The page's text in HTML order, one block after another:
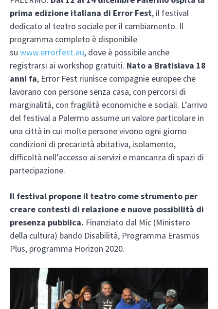
prima edizione italiana di Error Fest, il festival
dedicato al teatro sociale per il cambiamento. Il
programma completo è disponibile
su www.errorfest.eu, dove è possibile anche
registrarsi ai workshop gratuiti. Nato a Bratislava 18
anni fa, Error Fest riunisce compagnie europee che
lavorano con persone senza casa, con percorsi di
marginalità, con fragilità economiche e sociali. L’arrivo
del festival a Palermo assume un valore particolare in
una città in cui molte persone vivono ogni giorno
condizioni di precarietà abitativa, isolamento,
difficoltà nell’accesso ai servizi e mancanza di spazi di
partecipazione.
Il festival propone il teatro come strumento per
creare contesti di relazione e nuove possibilità di
presenza pubblica. Finanziato dal Mic (Ministero
della cultura) bando Disabilità, Programma Erasmus
Plus, programma Horizon 2020.